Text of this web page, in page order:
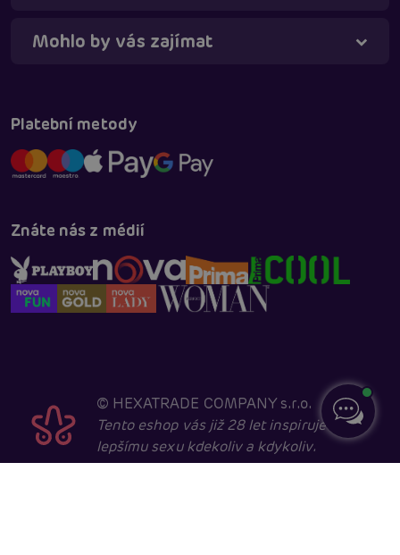
Mohlo by vás zajímat
Platební metody
Znáte nás z médií
© HEXATRADE COMPANY s.r.o.
Tento eshop vás již 28 let inspiruje k
lepšímu sexu kdekoliv a kdykoliv.